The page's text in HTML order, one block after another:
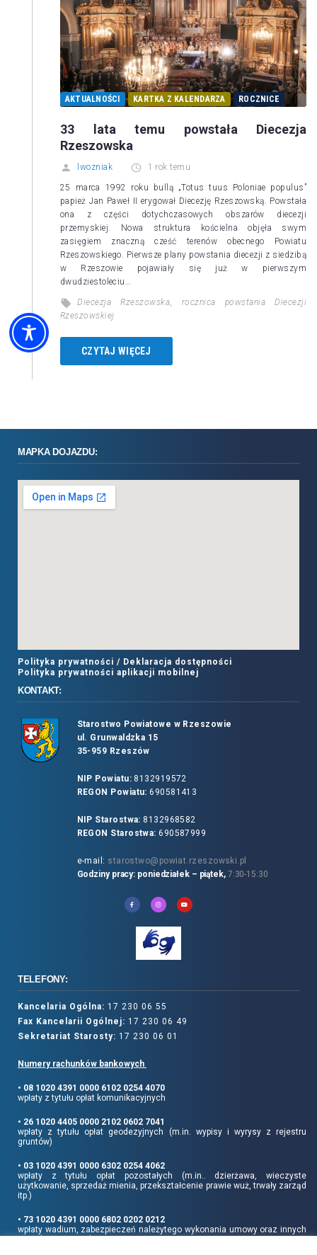
AKTUALNOŚCI KARTKA Z KALENDARZA ROCZNICE
33 lata temu powstała Diecezja
Rzeszowska
lwozniak 1 rok temu
25 marca 1992 roku bullą „Totus tuus Poloniae populus”
papież Jan Paweł II erygował Diecezję Rzeszowską. Powstała
ona z części dotychczasowych obszarów diecezji
przemyskiej. Nowa struktura kościelna objęła swym
zasięgiem znaczną cześć terenów obecnego Powiatu
Rzeszowskiego. Pierwsze plany powstania diecezji z siedzibą
w Rzeszowie pojawiały się już w pierwszym
dwudziestoleciu…
Diecezja Rzeszowska, rocznica powstania Diecezji
Rzeszowskiej
CZYTAJ WIĘCEJ
MAPKA DOJAZDU:
Polityka prywatności / Deklaracja dostępności
Polityka prywatności aplikacji mobilnej
KONTAKT:
Starostwo Powiatowe w Rzeszowie
ul. Grunwaldzka 15
35-959 Rzeszów
NIP Powiatu:8132919572
REGON Powiatu: 690581413
NIP Starostwa: 8132968582
REGON Starostwa: 690587999
e-mail: starostwo@powiat.rzeszowski.pl
Godziny pracy: poniedziałek – piątek, 7:30-15:30
TELEFONY:
Kancelaria Ogólna: 17 230 06 55
Fax Kancelarii Ogólnej: 17 230 06 49
Sekretariat Starosty: 17 230 06 01
Numery rachunków bankowych
• 08 1020 4391 0000 6102 0254 4070
wpłaty z tytułu opłat komunikacyjnych
• 26 1020 4405 0000 2102 0602 7041
wpłaty z tytułu opłat geodezyjnych (m.in. wypisy i wyrysy z rejestru
gruntów)
• 03 1020 4391 0000 6302 0254 4062
wpłaty z tytułu opłat pozostałych (m.in.. dzierżawa, wieczyste
użytkowanie, sprzedaż mienia, przekształcenie prawie wuż, trwały zarząd
itp.)
• 73 1020 4391 0000 6802 0202 0212
wpłaty wadium, zabezpieczeń należytego wykonania umowy oraz innych